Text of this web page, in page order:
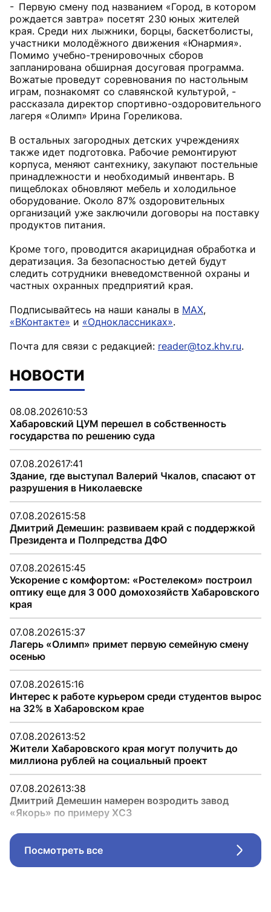
- Первую смену под названием «Город, в котором
рождается завтра» посетят 230 юных жителей
края. Среди них лыжники, борцы, баскетболисты,
участники молодёжного движения «Юнармия».
Помимо учебно-тренировочных сборов
запланирована обширная досуговая программа.
Вожатые проведут соревнования по настольным
играм, познакомят со славянской культурой, -
рассказала директор спортивно-оздоровительного
лагеря «Олимп» Ирина Гореликова.
В остальных загородных детских учреждениях
также идет подготовка. Рабочие ремонтируют
корпуса, меняют сантехнику, закупают постельные
принадлежности и необходимый инвентарь. В
пищеблоках обновляют мебель и холодильное
оборудование. Около 87% оздоровительных
организаций уже заключили договоры на поставку
продуктов питания.
Кроме того, проводится акарицидная обработка и
дератизация. За безопасностью детей будут
следить сотрудники вневедомственной охраны и
частных охранных предприятий края.
Подписывайтесь на наши каналы в MAX,
«ВКонтакте» и «Одноклассниках».
Почта для связи с редакцией: reader@toz.khv.ru.
НОВОСТИ
08.08.202610:53
Хабаровский ЦУМ перешел в собственность
государства по решению суда
07.08.202617:41
Здание, где выступал Валерий Чкалов, спасают от
разрушения в Николаевске
07.08.202615:58
Дмитрий Демешин: развиваем край с поддержкой
Президента и Полпредства ДФО
07.08.202615:45
Ускорение с комфортом: «Ростелеком» построил
оптику еще для 3 000 домохозяйств Хабаровского
края
07.08.202615:37
Лагерь «Олимп» примет первую семейную смену
осенью
07.08.202615:16
Интерес к работе курьером среди студентов вырос
на 32% в Хабаровском крае
07.08.202613:52
Жители Хабаровского края могут получить до
миллиона рублей на социальный проект
07.08.202613:38
Дмитрий Демешин намерен возродить завод
«Якорь» по примеру ХСЗ
Посмотреть все